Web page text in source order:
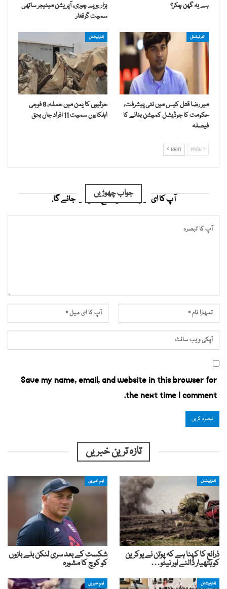
ہے یہ گھن چکر؟
ہزار روپے چوری، آپریشن مینیجر ساتھی
سمیت گرفتار
انٹرنیشنل
میر رضا قتل کیس میں نئی پیشرفت،
حکومت کا جوڈیشل کمیشن بنانے کا
فیصلہ
انٹرنیشنل
حوثیوں کا یمن میں حملہ، 8 فوجی
اہلکاروں سمیت 11 افراد جاں بحق
NEXT
جواب چھوڑیں
آپ کا ای میل ایڈریس شائع نہیں کیا جائے گا.
Save my name, email, and website in this browser for
the next time I comment.
تازہ ترین خبریں
انٹرنیشنل
ذرائع کا کہنا ہے کہ پوتن نے یوکرین
کو ہتھیار ڈالنے اور نیٹو…
اہم خبریں
شکست کے بعد سری لنکن بلے بازوں
کو کوچ کا مشورہ
انٹرنیشنل اہم خبریں